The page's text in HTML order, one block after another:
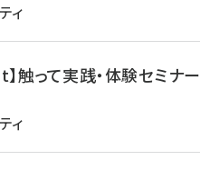
ィ
触って実践・体験セミナー
ィ